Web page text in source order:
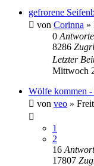
gefrorene
von Corinna »
0
8286
Letzter
Mittwoch
Wölfe kommen
von veo »
1
2
16
17807